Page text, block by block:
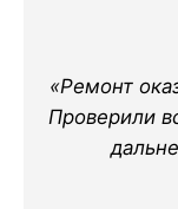
«Ремонт
Проверили